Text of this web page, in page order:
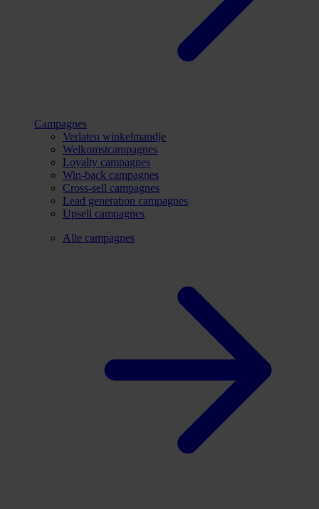
Campagnes
Verlaten winkelmandje
Welkomstcampagnes
Loyalty campagnes
Win-back campagnes
Cross-sell campagnes
Lead generation campagnes
Upsell campagnes
Alle campagnes